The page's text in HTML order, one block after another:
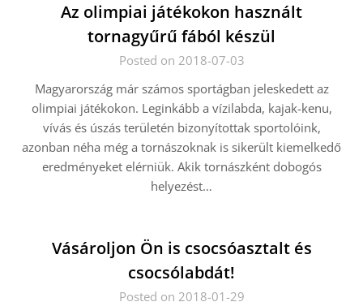
Az olimpiai játékokon használt
tornagyűrű fából készül
Posted on 2018-07-03
Magyarország már számos sportágban jeleskedett az
olimpiai játékokon. Leginkább a vízilabda, kajak-kenu,
vívás és úszás területén bizonyítottak sportolóink,
azonban néha még a tornászoknak is sikerült kiemelkedő
eredményeket elérniük. Akik tornászként dobogós
helyezést…
Vásároljon Ön is csocsóasztalt és
csocsólabdát!
Posted on 2018-01-29